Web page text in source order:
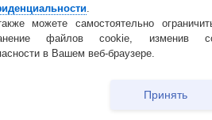
.
можете самостоятельно
файлов cookie, изменив
в Вашем веб-браузере.
Принять